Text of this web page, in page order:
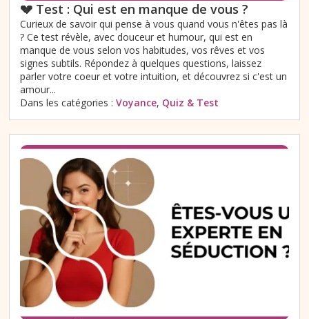
💔 Test : Qui est en manque de vous ?
Curieux de savoir qui pense à vous quand vous n'êtes pas là
? Ce test révèle, avec douceur et humour, qui est en
manque de vous selon vos habitudes, vos rêves et vos
signes subtils. Répondez à quelques questions, laissez
parler votre coeur et votre intuition, et découvrez si c'est un
amour...
Dans les catégories : Voyance, Quiz & Test